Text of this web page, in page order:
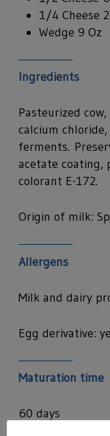
1/4 Cheese
Wedge 9 Oz
Ingredients
Pasteurized
calcium
ferments.
acetate coating,
colorant E-172.
Origin of milk:
Allergens
Milk and dairy
Egg derivative:
Maturation time
60 days